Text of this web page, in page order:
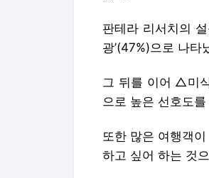
판테라 리서치의
광’(47%)으로 나타
그 뒤를 이어 △미
으로 높은 선호도
또한 많은 여행객
하고 싶어 하는 것